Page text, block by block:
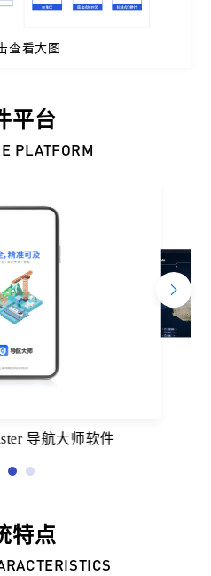
查看大图
平台
PLATFORM
导航大师软件
特点